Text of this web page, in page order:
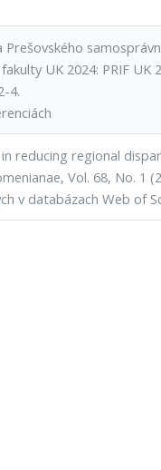
Prešovského
UK 2024: PRIF UK
4.
reducing regional
Vol. 68, No. 1
v databázach Web of